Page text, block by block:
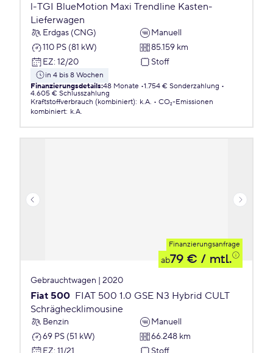
l-TGI BlueMotion Maxi Trendline Kasten-
Lieferwagen
Erdgas (CNG)
Manuell
110 PS (81 kW)
85.159 km
EZ: 12/20 Stoff
in 4 bis 8 Wochen
Finanzierungsdetails:48 Monate 1.754 € Sonderzahlung
4.605 € Schlusszahlung
Kraftstoffverbrauch (kombiniert): k.A.
CO₂-Emissionen
kombiniert: k.A.
Finanzierungsanfrage
ab79 € / mtl.
Gebrauchtwagen | 2020
Fiat 500 FIAT 500 1.0 GSE N3 Hybrid CULT
Schräghecklimousine
Benzin
Manuell
69 PS (51 kW)
66.248 km